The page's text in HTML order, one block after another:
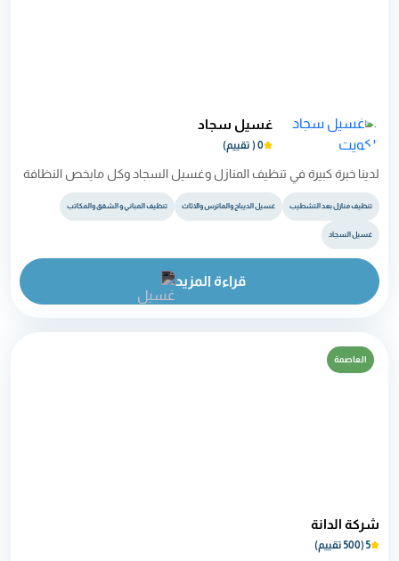
غسيل سجاد
0 ( تقييم)
لدينا خبرة كبيرة في تنظيف المنازل وغسيل السجاد وكل مايخص النظافة
تنظيف منازل بعد التشطيب غسيل الديباج والماترس والاثاث تنظيف المباني و الشقق والمكاتب
غسيل السجاد
قراءة المزيد
العاصمة
شركة الدانة
5 (500 تقييم)